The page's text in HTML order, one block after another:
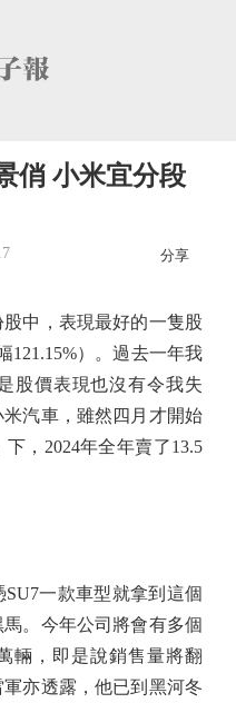
俏 小米宜分段
分享
中，表現最好的一隻股
121.15%）。過去一年我
股價表現也沒有令我失
汽車，雖然四月才開始
，2024年全年賣了13.5
一款車型就拿到這個
。今年公司將會有多個
輛，即是說銷售量將翻
亦透露，他已到黑河冬